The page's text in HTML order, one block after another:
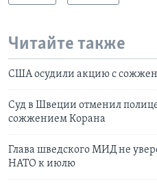
Читайте также
США осудили акцию с
Суд в Швеции отменил
сожжением Корана
Глава шведского МИД не
НАТО к июлю